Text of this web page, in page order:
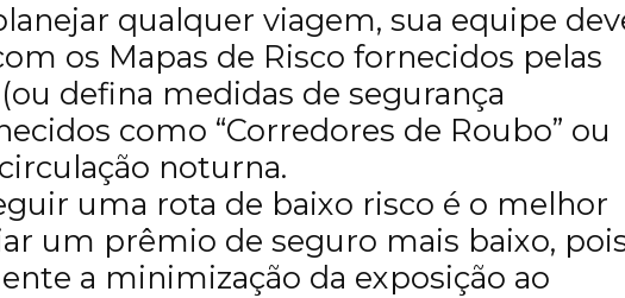
qualquer viagem, sua equipe
os Mapas de Risco fornecidos pelas
defina medidas de segurança
como “Corredores de Roubo” ou
noturna.
uma rota de baixo risco é o melhor
um prêmio de seguro mais baixo,
a minimização da exposição ao